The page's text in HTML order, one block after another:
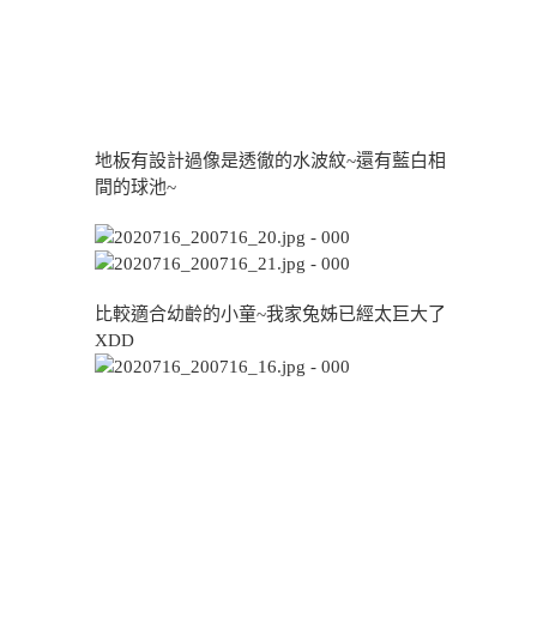
地板有設計過像是透徹的水波紋~還有藍白相
間的球池~
比較適合幼齡的小童~我家兔姊已經太巨大了
XDD